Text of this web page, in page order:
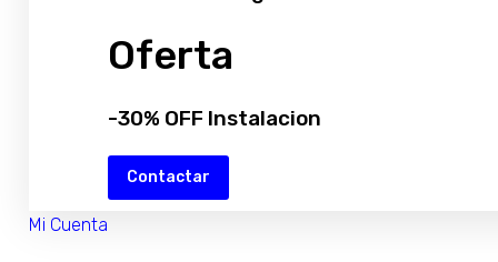
Oferta
-30% OFF Instalacion
Contactar
Mi Cuenta